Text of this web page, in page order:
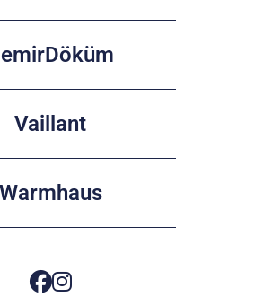
Vaillant
Warmhaus